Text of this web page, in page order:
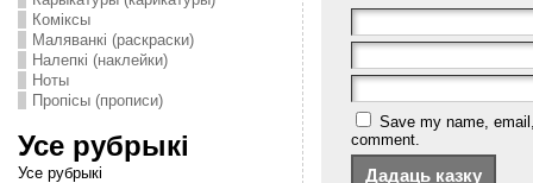
Комiксы
Маляванкі (раскраски)
Налепкі (наклейки)
Ноты
Пропісы (прописи)
Усе рубрыкі
Усе рубрыкі
Save my name,
comment.